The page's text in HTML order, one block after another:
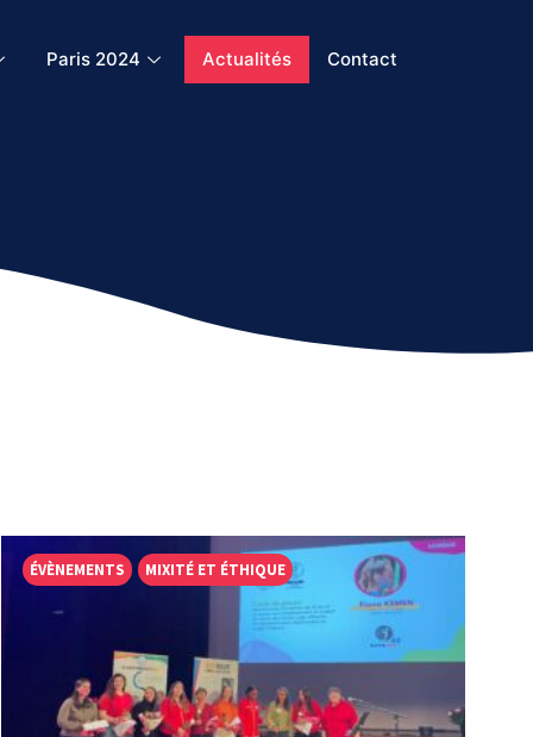
Paris 2024 Actualités Contact
ÉVÈNEMENTS MIXITÉ ET ÉTHIQUE